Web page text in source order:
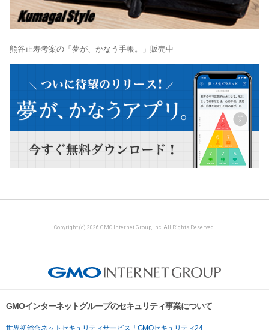
熊谷正寿考案の「夢が、かなう手帳。」販売中
Copyright (c) 2026 GMO Internet Group, Inc. All Rights Reserved.
GMOインターネットグループのセキュリティ事業について
世界初総合ネットセキュリティサービス「GMOセキュリティ24」